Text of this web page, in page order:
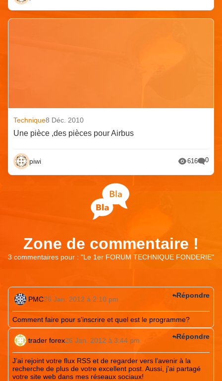
Technique8 Déc. 2010
Une pièce ,des pièces pour Airbus
piwi 616 0
Zone de commentaire !
3 commentaires pour : "Le 1er FORUM TECHNIQUE FONDERIE"
PMC26 Jan. 2012 à 2:10 pm
Comment faire pour s’inscrire et quel est le programme?
Répondre
trader forex26 Jan. 2012 à 3:44 pm
J’ai rejoint votre flux RSS et de regarder vers l’avenir à la
recherche de plus de votre excellent post. Aussi, j’ai partagé
votre site web dans mes réseaux sociaux!
Répondre